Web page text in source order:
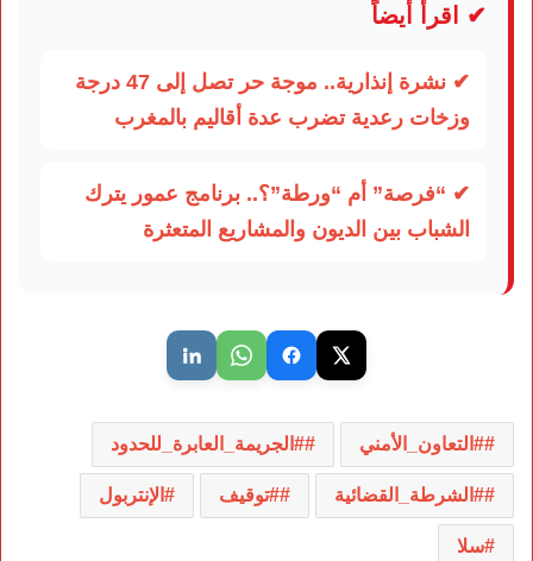
✔ اقرأ أيضاً
✔ نشرة إنذارية.. موجة حر تصل إلى 47 درجة
وزخات رعدية تضرب عدة أقاليم بالمغرب
✔ “فرصة” أم “ورطة”؟.. برنامج عمور يترك
الشباب بين الديون والمشاريع المتعثرة
#التعاون_الأمني #الجريمة_العابرة_للحدود
#الشرطة_القضائية #توقيف الإنتربول
سلا